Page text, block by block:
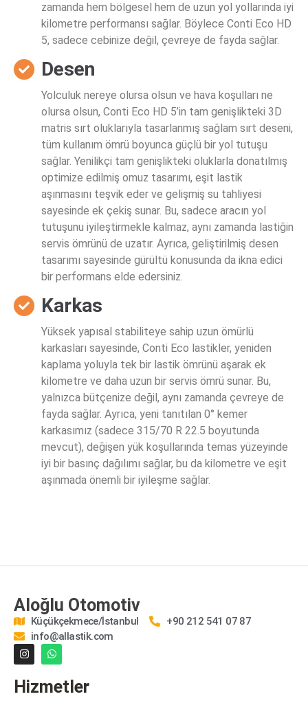
zamanda hem bölgesel hem de uzun yol yollarında iyi
kilometre performansı sağlar. Böylece Conti Eco HD
5, sadece cebinize değil, çevreye de fayda sağlar.
Desen
Yolculuk nereye olursa olsun ve hava koşulları ne
olursa olsun, Conti Eco HD 5’in tam genişlikteki 3D
matris sırt oluklarıyla tasarlanmış sağlam sırt deseni,
tüm kullanım ömrü boyunca güçlü bir yol tutuşu
sağlar. Yenilikçi tam genişlikteki oluklarla donatılmış
optimize edilmiş omuz tasarımı, eşit lastik
aşınmasını teşvik eder ve gelişmiş su tahliyesi
sayesinde ek çekiş sunar. Bu, sadece aracın yol
tutuşunu iyileştirmekle kalmaz, aynı zamanda lastiğin
servis ömrünü de uzatır. Ayrıca, geliştirilmiş desen
tasarımı sayesinde gürültü konusunda da ikna edici
bir performans elde edersiniz.
Karkas
Yüksek yapısal stabiliteye sahip uzun ömürlü
karkasları sayesinde, Conti Eco lastikler, yeniden
kaplama yoluyla tek bir lastik ömrünü aşarak ek
kilometre ve daha uzun bir servis ömrü sunar. Bu,
yalnızca bütçenize değil, aynı zamanda çevreye de
fayda sağlar. Ayrıca, yeni tanıtılan 0° kemer
karkasımız (sadece 315/70 R 22.5 boyutunda
mevcut), değişen yük koşullarında temas yüzeyinde
iyi bir basınç dağılımı sağlar, bu da kilometre ve eşit
aşınmada önemli bir iyileşme sağlar.
Aloğlu Otomotiv
Küçükçekmece/İstanbul
+90 212 541 07 87
info@allastik.com
Hizmetler